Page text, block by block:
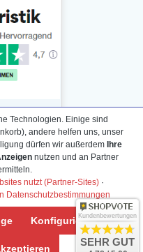
Technologien. Einige sind
andere helfen uns, unser
dürfen wir außerdem Ihre
nutzen und an Partner
nutzt (Partner-Sites) ·
Datenschutzbestimmungen
KonfigurierenKundenbewertungen
SEHR GUT